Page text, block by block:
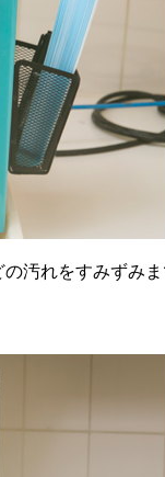
汚れをすみずみま